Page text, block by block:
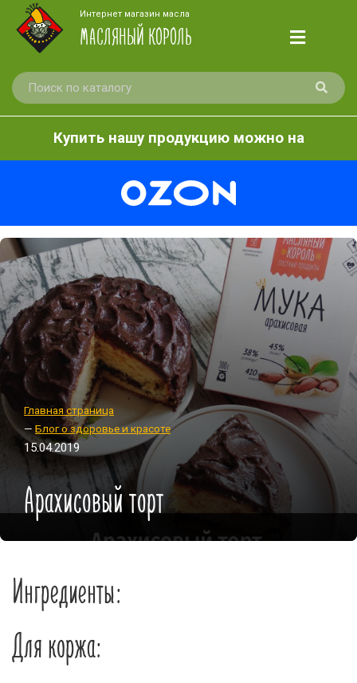
Интернет магазин масла
МАСЛЯНЫЙ КОРОЛЬ
Купить нашу продукцию можно на
Главная страница
— Блог о здоровье и красоте
15.04.2019
Арахисовый торт
Ингредиенты:
Для коржа: